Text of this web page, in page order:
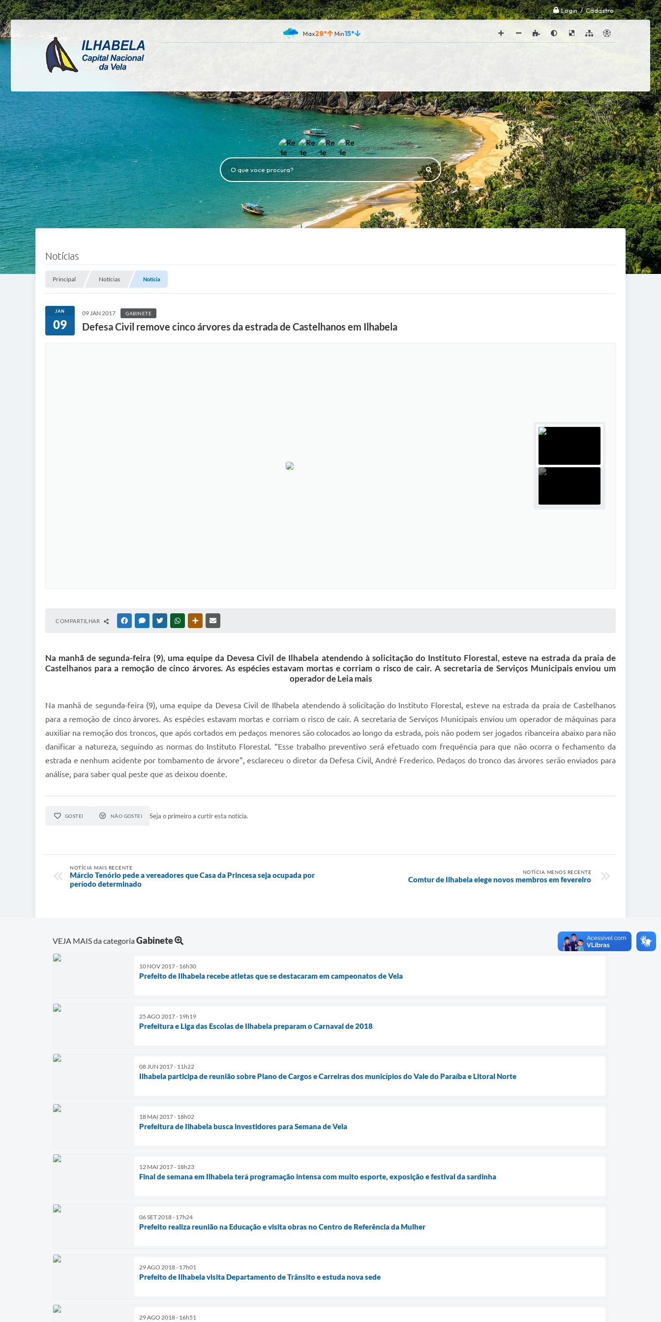
Login / Cadastro
28° 15°
Siga-nos
O que voce procura?
Notícias
Principal Notícias Notícia
JAN
09
09 JAN 2017 GABINETE
Defesa Civil remove cinco árvores da estrada de Castelhanos em Ilhabela
COMPARTILHAR FACEBOOKMESSENGER
TWITTERWHATSAPPOUTRAS MÍDIAS
Na manhã de segunda-feira (9), uma equipe da Devesa Civil de Ilhabela atendendo à solicitação do Instituto Florestal, esteve na estrada da praia de
Castelhanos para a remoção de cinco árvores. As espécies estavam mortas e corriam o risco de cair. A secretaria de Serviços Municipais enviou um
operador de Leia mais
Na manhã de segunda-feira (9), uma equipe da Devesa Civil de Ilhabela atendendo à solicitação do Instituto Florestal, esteve na estrada da praia de Castelhanos
para a remoção de cinco árvores. As espécies estavam mortas e corriam o risco de cair. A secretaria de Serviços Municipais enviou um operador de máquinas para
auxiliar na remoção dos troncos, que após cortados em pedaços menores são colocados ao longo da estrada, pois não podem ser jogados ribanceira abaixo para não
danificar a natureza, seguindo as normas do Instituto Florestal. “Esse trabalho preventivo será efetuado com frequência para que não ocorra o fechamento da
estrada e nenhum acidente por tombamento de árvore”, esclareceu o diretor da Defesa Civil, André Frederico. Pedaços do tronco das árvores serão enviados para
análise, para saber qual peste que as deixou doente.
GOSTEI NÃO GOSTEI Seja o primeiro a curtir esta notícia.
NOTÍCIA MAIS RECENTE
Márcio Tenório pede a vereadores que Casa da Princesa seja ocupada por
período determinado
NOTÍCIA MENOS RECENTE
Comtur de Ilhabela elege novos membros em fevereiro
VEJA MAIS da categoriaGabinete
10 NOV 2017 - 16h30
Prefeito de Ilhabela recebe atletas que se destacaram em campeonatos de Vela
25 AGO 2017 - 19h19
Prefeitura e Liga das Escolas de Ilhabela preparam o Carnaval de 2018
08 JUN 2017 - 11h22
Ilhabela participa de reunião sobre Plano de Cargos e Carreiras dos municípios do Vale do Paraíba e Litoral Norte
18 MAI 2017 - 18h02
Prefeitura de Ilhabela busca investidores para Semana de Vela
12 MAI 2017 - 18h23
Final de semana em Ilhabela terá programação intensa com muito esporte, exposição e festival da sardinha
06 SET 2018 - 17h24
Prefeito realiza reunião na Educação e visita obras no Centro de Referência da Mulher
29 AGO 2018 - 17h01
Prefeito de Ilhabela visita Departamento de Trânsito e estuda nova sede
29 AGO 2018 - 16h51